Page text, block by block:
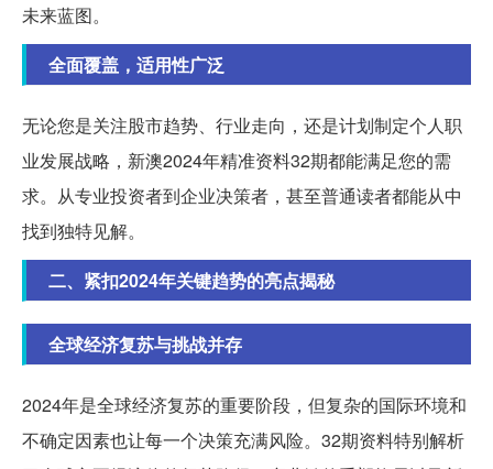
未来蓝图。
全面覆盖，适用性广泛
无论您是关注股市趋势、行业走向，还是计划制定个人职
业发展战略，新澳2024年精准资料32期都能满足您的需
求。从专业投资者到企业决策者，甚至普通读者都能从中
找到独特见解。
二、紧扣2024年关键趋势的亮点揭秘
全球经济复苏与挑战并存
2024年是全球经济复苏的重要阶段，但复杂的国际环境和
不确定因素也让每一个决策充满风险。32期资料特别解析